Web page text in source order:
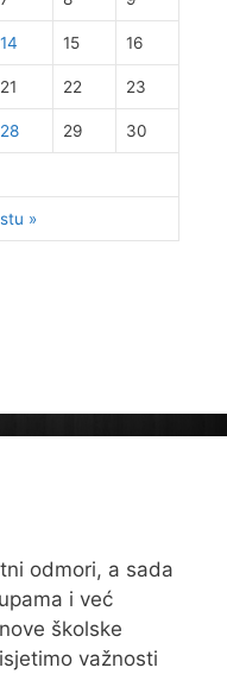
stu »
14 15 16
21 22 23
28 29 30
odmori, a sada
i već
školske
važnosti